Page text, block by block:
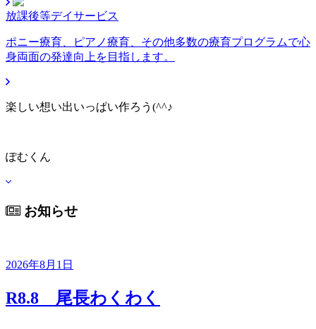
放課後等デイサービス
ポニー療育、ピアノ療育、その他多数の療育プログラムで心
身両面の発達向上を目指します。
楽しい想い出いっぱい作ろう(^^♪
ぽむくん
お知らせ
2026年8月1日
R8.8 尾長わくわく